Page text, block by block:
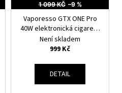
1 099 KČ –9 %
Vaporesso GTX ONE Pro
40W elektronická cigareta
3000mAh Black
Není skladem
999 Kč
DETAIL